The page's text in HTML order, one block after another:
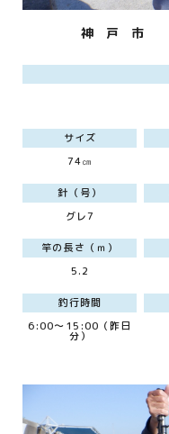
神 戸 市
サイズ
74㎝
針（号）
グレ7
竿の長さ（ｍ）
5.2
釣行時間
6:00～15:00（昨日
分）